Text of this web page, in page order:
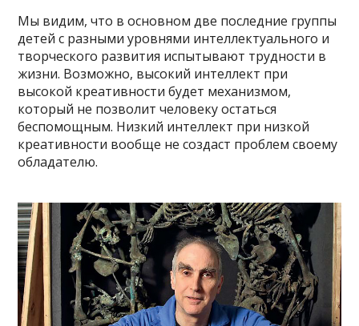
Мы видим, что в основном две последние группы
детей с разными уровнями интеллектуального и
творческого развития испытывают трудности в
жизни. Возможно, высокий интеллект при
высокой креативности будет механизмом,
который не позволит человеку остаться
беспомощным. Низкий интеллект при низкой
креативности вообще не создаст проблем своему
обладателю.